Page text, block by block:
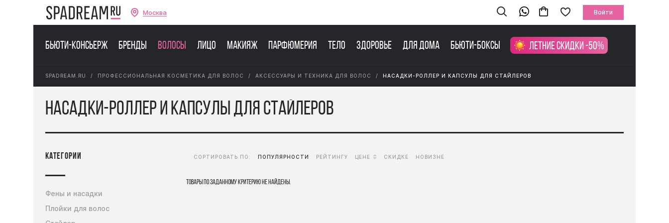
Москва Войти
Бьюти-консьерж Бренды Волосы Лицо Макияж Парфюмерия Тело Здоровье Для дома Бьюти-боксы Летние скидки -50%
SPADREAM.RU ПРОФЕССИОНАЛЬНАЯ КОСМЕТИКА ДЛЯ ВОЛОС АКСЕССУАРЫ И ТЕХНИКА ДЛЯ ВОЛОС НАСАДКИ-РОЛЛЕР И КАПСУЛЫ ДЛЯ СТАЙЛЕРОВ
Насадки-роллер и капсулы для стайлеров
категории
Фены и насадки
Плойки для волос
СОРТИРОВАТЬ ПО: ПОПУЛЯРНОСТИ РЕЙТИНГУ ЦЕНЕ СКИДКЕ НОВИЗНЕ
Товары по заданному критерию не найдены.